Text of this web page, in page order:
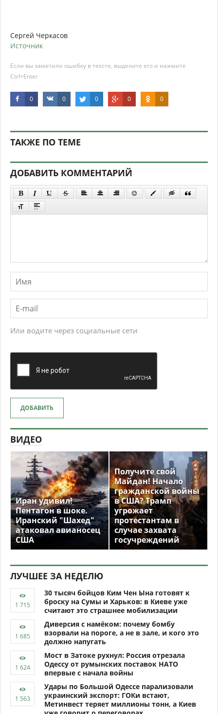
Сергей Черкасов
Источник
Если вы заметили ошибку в тексте, выделите его и нажмите
Ctrl+Enter
0 0 0 0 0
ТАКЖЕ ПО ТЕМЕ
ДОБАВИТЬ КОММЕНТАРИЙ
Или водите через социальные сети
ДОБАВИТЬ
ВИДЕО
Иран удивил!
Пентагон в шоке.
Иранский "Шахед"
атаковал авианосец
США
Получите свой
Майдан! Начало
гражданской войны
в США? Трамп
угрожает
протестантам в
случае захвата
госучреждений
ЛУЧШЕЕ ЗА НЕДЕЛЮ
30 тысяч бойцов Ким Чен Ына готовят к
броску на Сумы и Харьков: в Киеве уже
считают это страшнее мобилизации
Диверсия с намёком: почему бомбу
взорвали на пороге, а не в зале, и кого это
должно напугать
Мост в Затоке рухнул: Россия отрезала
Одессу от румынских поставок НАТО
впервые с начала войны
Удары по Большой Одессе парализовали
украинский экспорт: ГОКи встают,
Метинвест теряет миллионы тонн, а Киев